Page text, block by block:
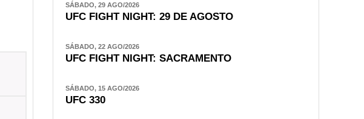
SÁBADO, 29 AGO/2026
UFC FIGHT NIGHT: 29 DE AGOSTO
SÁBADO, 22 AGO/2026
UFC FIGHT NIGHT: SACRAMENTO
SÁBADO, 15 AGO/2026
UFC 330